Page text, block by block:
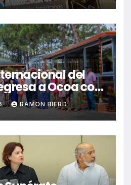
del
a Ocoa con
a la
RAMON BIERD